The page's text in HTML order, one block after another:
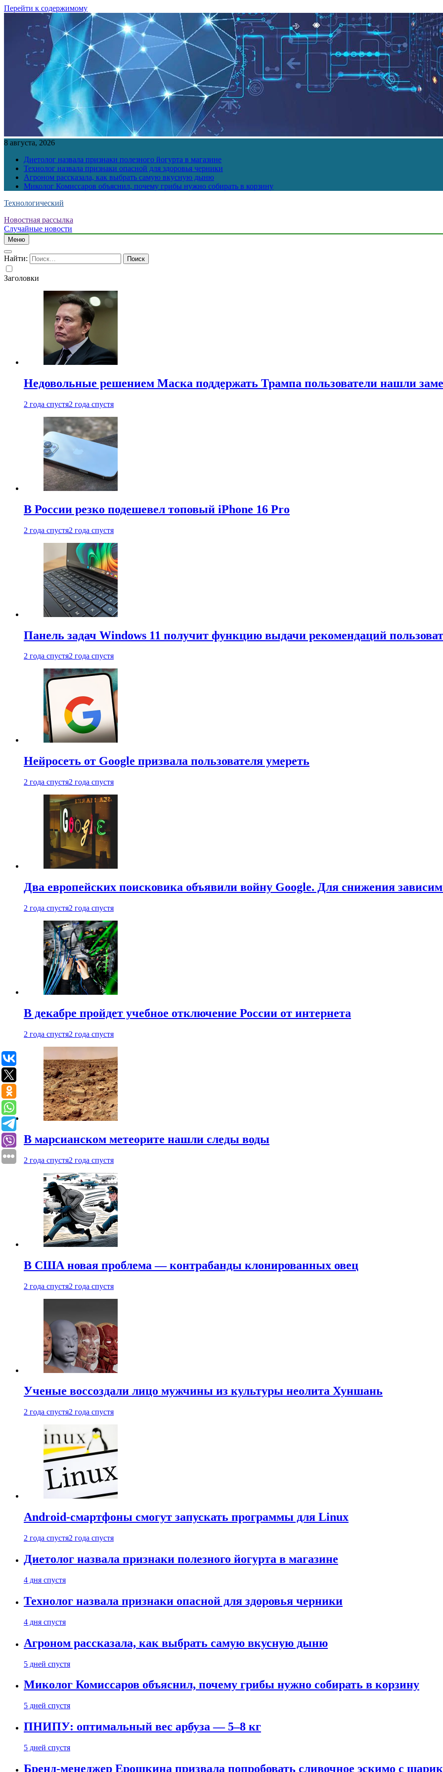
Перейти к содержимому
8 августа, 2026
Диетолог назвала признаки полезного йогурта в магазине
Технолог назвала признаки опасной для здоровья черники
Агроном рассказала, как выбрать самую вкусную дыню
Миколог Комиссаров объяснил, почему грибы нужно собирать в корзину
Технологический
Новостная рассылка
Случайные новости
Меню
Найти:
Заголовки
Недовольные решением Маска поддержать Трампа пользователи нашли
2 года спустя2 года спустя
В России резко подешевел топовый iPhone 16 Pro
2 года спустя2 года спустя
Панель задач Windows 11 получит функцию выдачи рекомендаций
2 года спустя2 года спустя
Нейросеть от Google призвала пользователя умереть
2 года спустя2 года спустя
Два европейских поисковика объявили войну Google. Для снижения
2 года спустя2 года спустя
В декабре пройдет учебное отключение России от интернета
2 года спустя2 года спустя
В марсианском метеорите нашли следы воды
2 года спустя2 года спустя
В США новая проблема — контрабанды клонированных овец
2 года спустя2 года спустя
Ученые воссоздали лицо мужчины из культуры неолита Хуншань
2 года спустя2 года спустя
Android-смартфоны смогут запускать программы для Linux
2 года спустя2 года спустя
Диетолог назвала признаки полезного йогурта в магазине
4 дня спустя
Технолог назвала признаки опасной для здоровья черники
4 дня спустя
Агроном рассказала, как выбрать самую вкусную дыню
5 дней спустя
Миколог Комиссаров объяснил, почему грибы нужно собирать в корзину
5 дней спустя
ПНИПУ: оптимальный вес арбуза — 5–8 кг
5 дней спустя
Бренд-менеджер Ерошкина призвала попробовать сливочное эскимо с